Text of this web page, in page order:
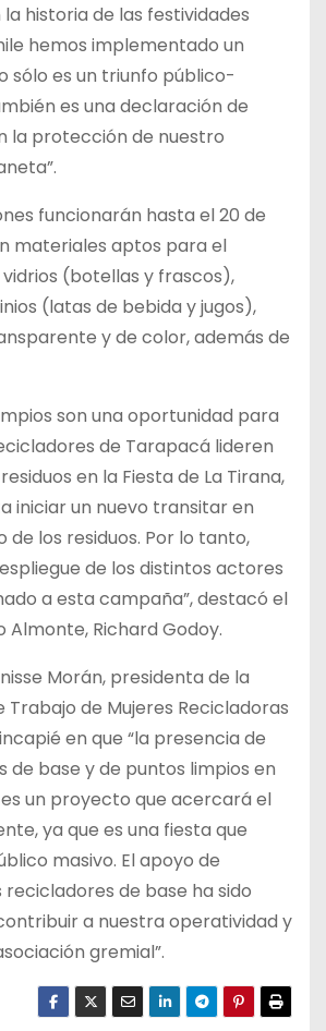
historia de las festividades
hemos implementado un
sólo es un triunfo público-
es una declaración de
la protección de nuestro
funcionarán hasta el 20 de
materiales aptos para el
(botellas y frascos),
(latas de bebida y jugos),
y de color, además de
son una oportunidad para
de Tarapacá lideren
en la Fiesta de La Tirana,
iniciar un nuevo transitar en
de los residuos. Por lo tanto,
de los distintos actores
a esta campaña”, destacó el
Almonte, Richard Godoy.
Morán, presidenta de la
de Mujeres Recicladoras
en que “la presencia de
de base y de puntos limpios en
un proyecto que acercará el
ya que es una fiesta que
masivo. El apoyo de
recicladores de base ha sido
a nuestra operatividad y
gremial”.